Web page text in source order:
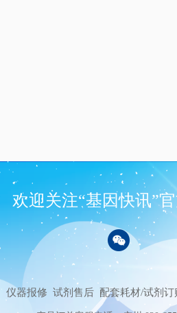
欢迎关注“基因快讯”
仪器报修 试剂售后 配套耗材/试剂订